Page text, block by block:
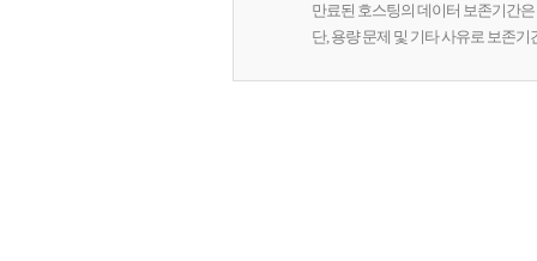
만료된 호스팅의 데이터 보존기간
단, 용량 문제 및 기타 사유로 보존